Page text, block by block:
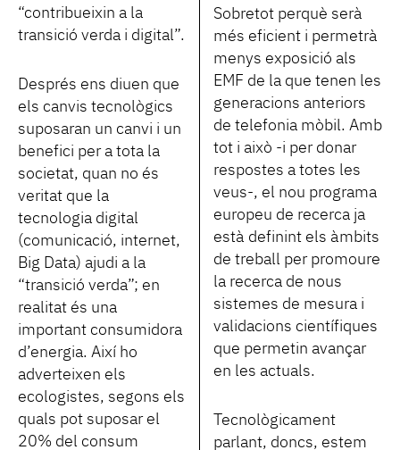
“contribueixin a la
transició verda i digital”.
Després ens diuen que
els canvis tecnològics
suposaran un canvi i un
benefici per a tota la
societat, quan no és
veritat que la
tecnologia digital
(comunicació, internet,
Big Data) ajudi a la
“transició verda”; en
realitat és una
important consumidora
d’energia. Així ho
adverteixen els
ecologistes, segons els
quals pot suposar el
20% del consum
Sobretot perquè serà
més eficient i permetrà
menys exposició als
EMF de la que tenen les
generacions anteriors
de telefonia mòbil. Amb
tot i això -i per donar
respostes a totes les
veus-, el nou programa
europeu de recerca ja
està definint els àmbits
de treball per promoure
la recerca de nous
sistemes de mesura i
validacions científiques
que permetin avançar
en les actuals.
Tecnològicament
parlant, doncs, estem